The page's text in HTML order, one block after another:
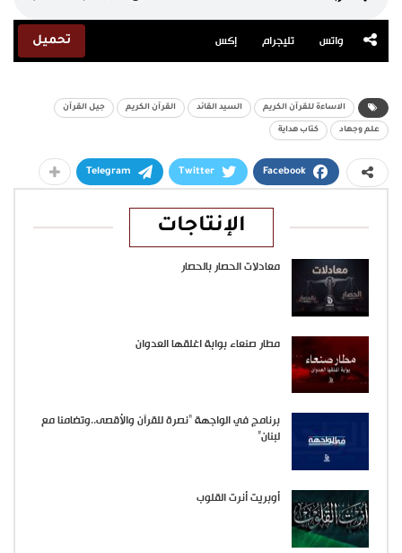
واتس تليجرام إكس تحميل
الاساءة للقرآن الكريم السيد القائد القرآن الكريم جيل القرآن
علم وجهاد كتاب هداية
Facebook
Twitter
Telegram
الإنتاجات
معادلات الحصار بالحصار
مطار صنعاء بوابة اغلقها العدوان
برنامج في الواجهة “نصرة للقرآن والأقصى..وتضامنا مع
لبنان”
أوبريت أنرت القلوب